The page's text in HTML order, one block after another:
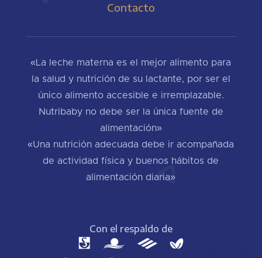
Contacto
«La leche materna es el mejor alimento para
la salud y nutrición de su lactante, por ser el
único alimento accesible e irremplazable.
Nutribaby no debe ser la única fuente de
alimentación»
«Una nutrición adecuada debe ir acompañada
de actividad física y buenos hábitos de
alimentación diaria»
Con el respaldo de